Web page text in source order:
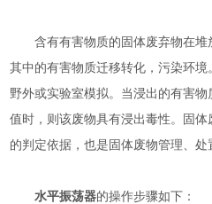
含有有害物质的固体废弃物在堆
其中的有害物质迁移转化，污染环
野外或实验室模拟。当浸出的有害
值时，则该废物具有浸出毒性。固
的判定依据，也是固体废物管理、处
水平振荡器的操作步骤如下：